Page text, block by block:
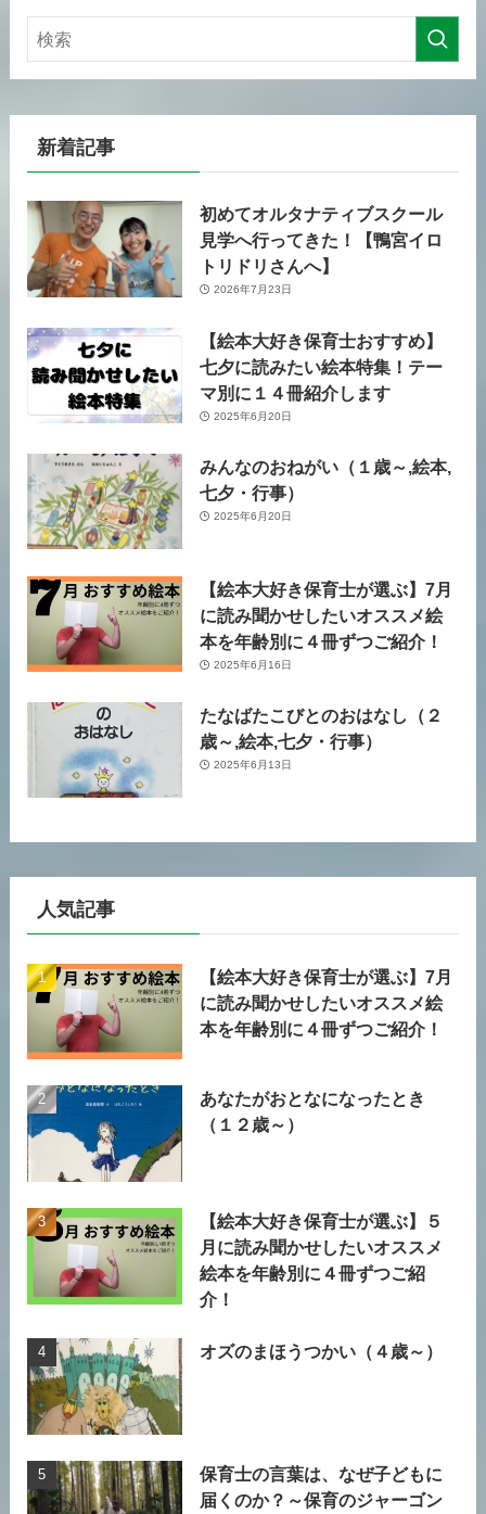
新着記事
初めてオルタナティブスクール
見学へ行ってきた！【鴨宮イロ
トリドリさんへ】
2026年7月23日
【絵本大好き保育士おすすめ】
七夕に読みたい絵本特集！テー
マ別に１４冊紹介します
2025年6月20日
みんなのおねがい（１歳～,絵本,
七夕・行事）
2025年6月20日
【絵本大好き保育士が選ぶ】7月
に読み聞かせしたいオススメ絵
本を年齢別に４冊ずつご紹介！
2025年6月16日
たなばたこびとのおはなし（２
歳～,絵本,七夕・行事）
2025年6月13日
人気記事
【絵本大好き保育士が選ぶ】7月
に読み聞かせしたいオススメ絵
本を年齢別に４冊ずつご紹介！
あなたがおとなになったとき
（１２歳～）
【絵本大好き保育士が選ぶ】５
月に読み聞かせしたいオススメ
絵本を年齢別に４冊ずつご紹
介！
オズのまほうつかい（４歳～）
保育士の言葉は、なぜ子どもに
届くのか？～保育のジャーゴン